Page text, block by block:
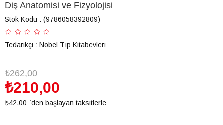
Diş Anatomisi ve Fizyolojisi
Stok Kodu (9786058392809)
Tedarikçi : Nobel Tıp Kitabevleri
₺262,00
₺210,00
₺42,00 `den başlayan taksitlerle